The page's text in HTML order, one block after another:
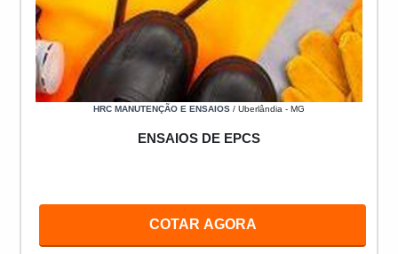
HRC MANUTENÇÃO E ENSAIOS / Uberlândia - MG
ENSAIOS DE EPCS
COTAR AGORA